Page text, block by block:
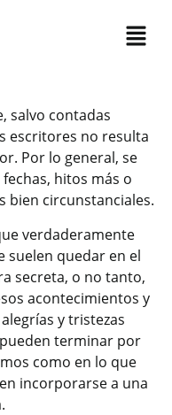
salvo contadas
escritores no resulta
Por lo general, se
hitos más o
bien circunstanciales.
verdaderamente
suelen quedar en el
secreta, o no tanto,
acontecimientos y
y tristezas
terminar por
como en lo que
incorporarse a una